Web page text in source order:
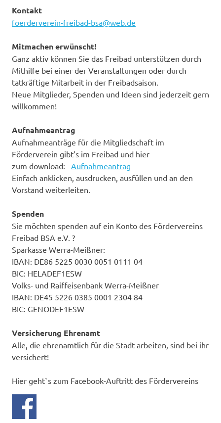
Kontakt
foerderverein-freibad-bsa@web.de
Mitmachen erwünscht!
Ganz aktiv können Sie das Freibad unterstützen durch
Mithilfe bei einer der Veranstaltungen oder durch
tatkräftige Mitarbeit in der Freibadsaison.
Neue Mitglieder, Spenden und Ideen sind jederzeit gern
willkommen!
Aufnahmeantrag
Aufnahmeanträge für die Mitgliedschaft im
Förderverein gibt’s im Freibad und hier
zum download: Aufnahmeantrag
Einfach anklicken, ausdrucken, ausfüllen und an den
Vorstand weiterleiten.
Spenden
Sie möchten spenden auf ein Konto des Fördervereins
Freibad BSA e.V. ?
Sparkasse Werra-Meißner:
IBAN: DE86 5225 0030 0051 0111 04
BIC: HELADEF1ESW
Volks- und Raiffeisenbank Werra-Meißner
IBAN: DE45 5226 0385 0001 2304 84
BIC: GENODEF1ESW
Versicherung Ehrenamt
Alle, die ehrenamtlich für die Stadt arbeiten, sind bei ihr
versichert!
Hier geht`s zum Facebook-Auftritt des Fördervereins